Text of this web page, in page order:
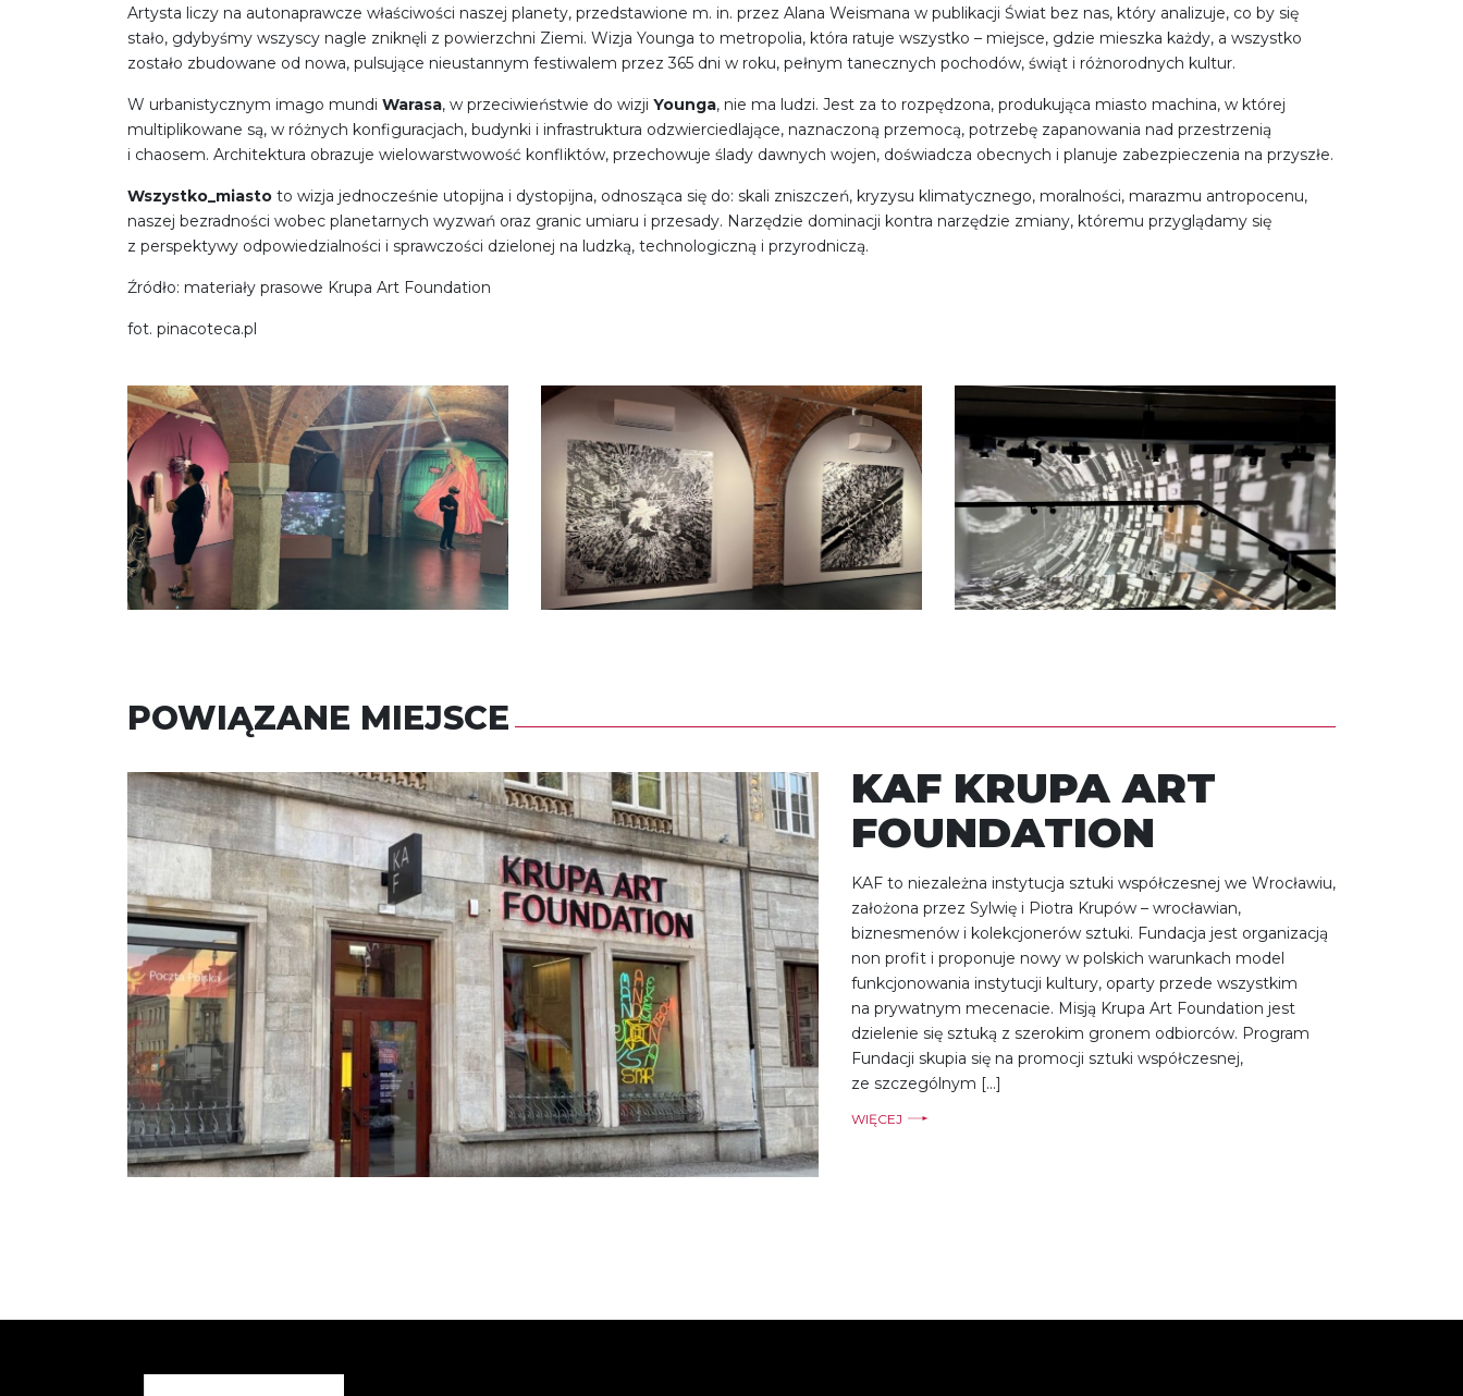
Artysta liczy na autonaprawcze właściwości naszej planety, przedstawione m. in. przez Alana Weismana w publikacji Świat bez nas, który analizuje, co by się
stało, gdybyśmy wszyscy nagle zniknęli z powierzchni Ziemi. Wizja Younga to metropolia, która ratuje wszystko – miejsce, gdzie mieszka każdy, a wszystko
zostało zbudowane od nowa, pulsujące nieustannym festiwalem przez 365 dni w roku, pełnym tanecznych pochodów, świąt i różnorodnych kultur.
W urbanistycznym imago mundi Warasa, w przeciwieństwie do wizji Younga, nie ma ludzi. Jest za to rozpędzona, produkująca miasto machina, w której
multiplikowane są, w różnych konfiguracjach, budynki i infrastruktura odzwierciedlające, naznaczoną przemocą, potrzebę zapanowania nad przestrzenią
i chaosem. Architektura obrazuje wielowarstwowość konfliktów, przechowuje ślady dawnych wojen, doświadcza obecnych i planuje zabezpieczenia na przyszłe.
Wszystko_miasto to wizja jednocześnie utopijna i dystopijna, odnosząca się do: skali zniszczeń, kryzysu klimatycznego, moralności, marazmu antropocenu,
naszej bezradności wobec planetarnych wyzwań oraz granic umiaru i przesady. Narzędzie dominacji kontra narzędzie zmiany, któremu przyglądamy się
z perspektywy odpowiedzialności i sprawczości dzielonej na ludzką, technologiczną i przyrodniczą.
Źródło: materiały prasowe Krupa Art Foundation
fot. pinacoteca.pl
POWIĄZANE MIEJSCE
KAF KRUPA ART
FOUNDATION
KAF to niezależna instytucja sztuki współczesnej we Wrocławiu,
założona przez Sylwię i Piotra Krupów – wrocławian,
biznesmenów i kolekcjonerów sztuki. Fundacja jest organizacją
non profit i proponuje nowy w polskich warunkach model
funkcjonowania instytucji kultury, oparty przede wszystkim
na prywatnym mecenacie. Misją Krupa Art Foundation jest
dzielenie się sztuką z szerokim gronem odbiorców. Program
Fundacji skupia się na promocji sztuki współczesnej,
ze szczególnym […]
WIĘCEJ